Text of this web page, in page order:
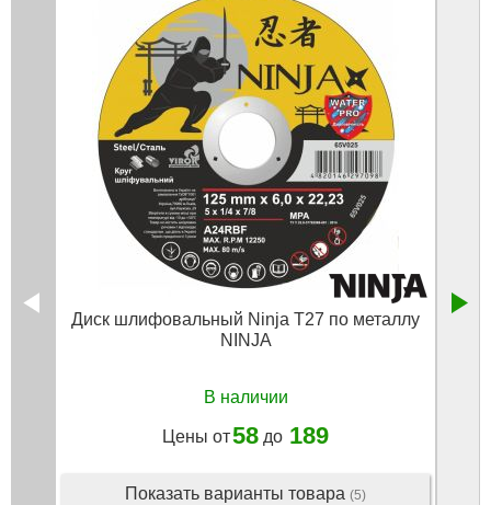
Диск шлифовальный Ninja T27 по металлу
NINJA
В наличии
Цены от58 до 189
Показать варианты товара (5)